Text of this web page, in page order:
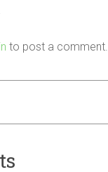
to post a comment.